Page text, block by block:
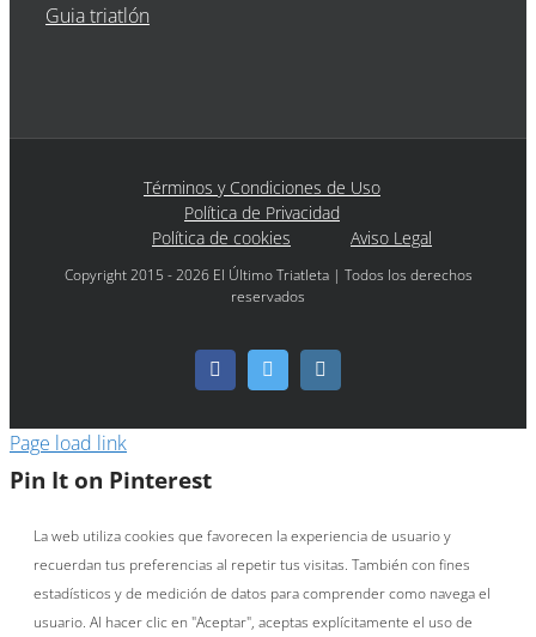
Guia triatlón
Términos y Condiciones de Uso
Política de Privacidad
Política de cookies
Aviso Legal
Copyright 2015 - 2026 El Último Triatleta | Todos los derechos
reservados
FacebookTwitter
Page load link
Pin It on Pinterest
La web utiliza cookies que favorecen la experiencia de usuario y
recuerdan tus preferencias al repetir tus visitas. También con fines
estadísticos y de medición de datos para comprender como navega el
usuario. Al hacer clic en "Aceptar", aceptas explícitamente el uso de